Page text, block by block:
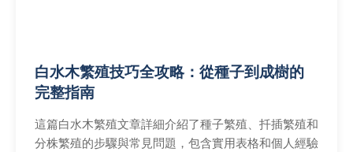
白水木繁殖技巧全攻略：從種子到成樹的
完整指南
這篇白水木繁殖文章詳細介紹了種子繁殖、扦插繁殖和
分株繁殖的步驟與常見問題，包含實用表格和個人經驗